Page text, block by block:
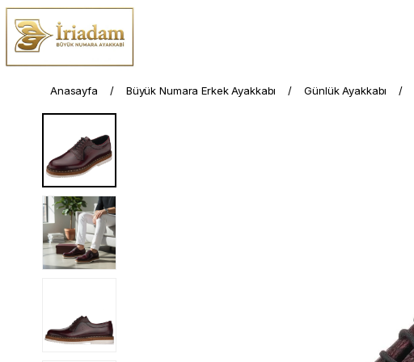
Anasayfa Büyük Numara Erkek Ayakkabı Günlük Ayakkabı